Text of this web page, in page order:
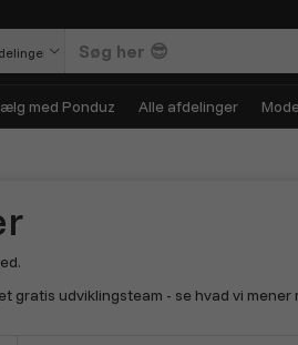
med Ponduz Alle afdelinger
gratis udviklingsteam - se hvad vi